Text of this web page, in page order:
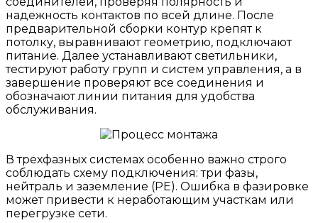
надежность контактов по всей длине. После
предварительной сборки контур крепят к
потолку, выравнивают геометрию, подключают
питание. Далее устанавливают светильники,
тестируют работу групп и систем управления, а в
завершение проверяют все соединения и
обозначают линии питания для удобства
обслуживания.
В трехфазных системах особенно важно строго
соблюдать схему подключения: три фазы,
нейтраль и заземление (PE). Ошибка в фазировке
может привести к неработающим участкам или
перегрузке сети.